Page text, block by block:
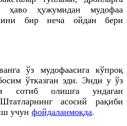
ҳаво ҳужумидан мудофаа
бир неча ойдан бери
ўз мудофаасига кўпроқ
ўтказган эди. Энди у ўз
сотиб олишга ундаган
асосий рақиби
учун фойдаланмоқда.